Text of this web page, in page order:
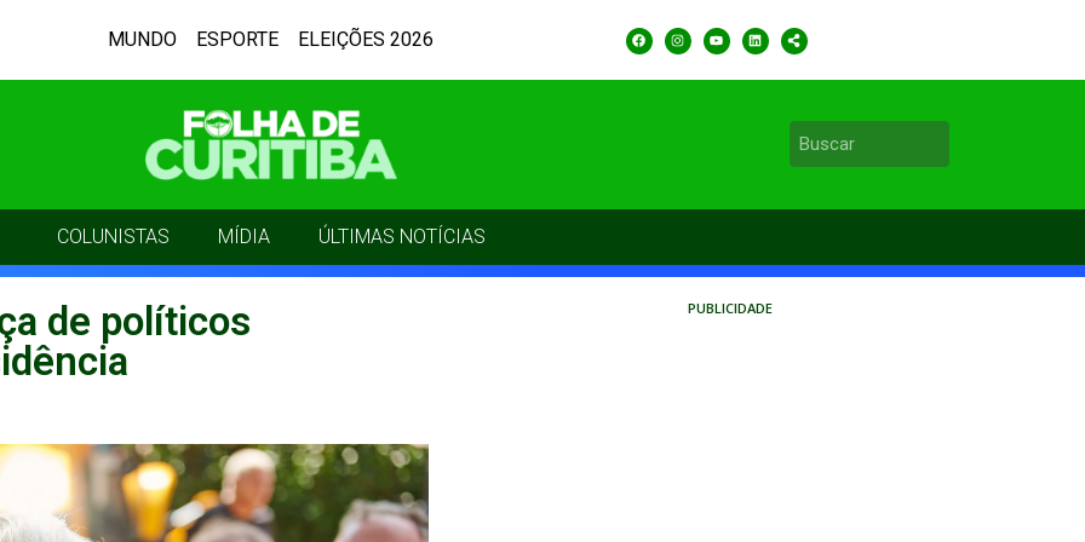
MUNDO ESPORTE ELEIÇÕES 2026
COLUNISTAS MÍDIA ÚLTIMAS NOTÍCIAS
de políticos
PUBLICIDADE